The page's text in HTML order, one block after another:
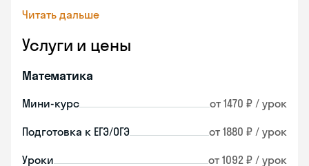
Читать дальше
Услуги и цены
Математика
Мини-курс от 1470 ₽ / урок
Подготовка к ЕГЭ/ОГЭ от 1880 ₽ / урок
Уроки от 1092 ₽ / урок